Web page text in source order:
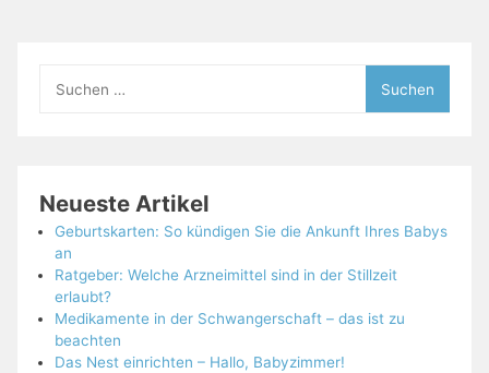
nach:
Neueste Artikel
Geburtskarten: So kündigen Sie die Ankunft Ihres Babys
an
Ratgeber: Welche Arzneimittel sind in der Stillzeit
erlaubt?
Medikamente in der Schwangerschaft – das ist zu
beachten
Das Nest einrichten – Hallo, Babyzimmer!